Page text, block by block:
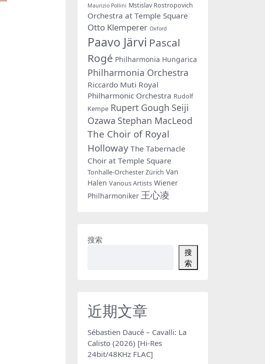
Maurizio Pollini Mstislav Rostropovich
Orchestra at Temple Square
Otto Klemperer Oxford
Paavo Järvi Pascal
Rogé Philharmonia Hungarica
Philharmonia Orchestra
Riccardo Muti Royal
Philharmonic Orchestra Rudolf
Kempe Rupert Gough Seiji
Ozawa Stephan MacLeod
The Choir of Royal
Holloway The Tabernacle
Choir at Temple Square
Tonhalle-Orchester Zürich Van
Halen Various Artists Wiener
Philharmoniker 王心凌
搜索
搜
索
近期文章
Sébastien Daucé – Cavalli: La
Calisto (2026) [Hi-Res
24bit/48KHz FLAC]